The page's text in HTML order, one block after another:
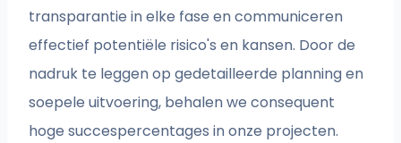
transparantie in elke fase en communiceren
effectief potentiële risico's en kansen. Door de
nadruk te leggen op gedetailleerde planning en
soepele uitvoering, behalen we consequent
hoge succespercentages in onze projecten.